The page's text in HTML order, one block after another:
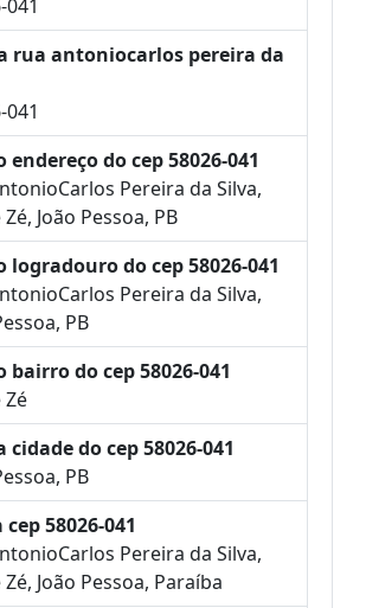
rua antoniocarlos pereira da
041
endereço do cep 58026-041
Pereira da Silva,
João Pessoa, PB
logradouro do cep 58026-041
Pereira da Silva,
PB
bairro do cep 58026-041
Zé
cidade do cep 58026-041
PB
cep 58026-041
Pereira da Silva,
João Pessoa, Paraíba